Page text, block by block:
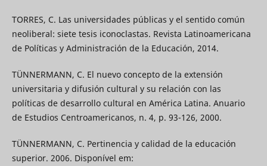
TORRES, C. Las universidades públicas y el sentido común
neoliberal: siete tesis iconoclastas. Revista Latinoamericana
de Políticas y Administración de la Educación, 2014.
TÜNNERMANN, C. El nuevo concepto de la extensión
universitaria y difusión cultural y su relación con las
políticas de desarrollo cultural en América Latina. Anuario
de Estudios Centroamericanos, n. 4, p. 93-126, 2000.
TÜNNERMANN, C. Pertinencia y calidad de la educación
superior. 2006. Disponível em: